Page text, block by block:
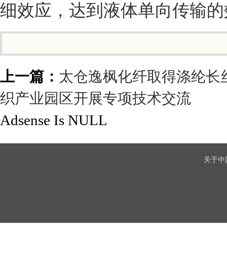
细效应，达到液体单向传输
上一篇： 太仓逸枫化纤取得涤纶长
织产业园区开展专项技术交流
Adsense Is NULL
关于中